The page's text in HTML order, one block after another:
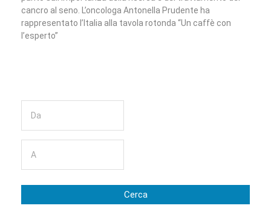
cancro al seno. L’oncologa Antonella Prudente ha
rappresentato l’Italia alla tavola rotonda “Un caffè con
l’esperto”
Cerca